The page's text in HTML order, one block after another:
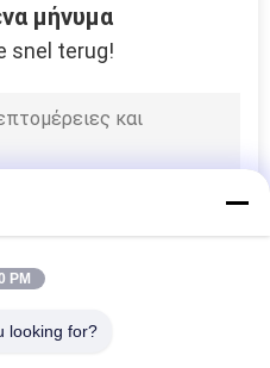
μήνυμα
snel terug!
PM
looking for?